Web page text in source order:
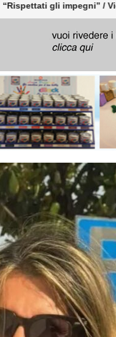
/ Video